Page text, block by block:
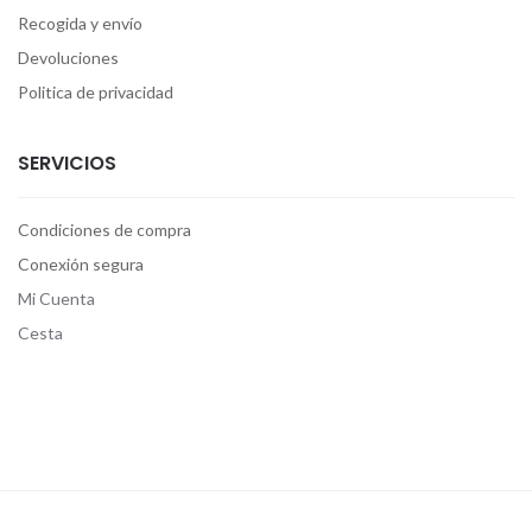
Recogida y envío
Devoluciones
Politica de privacidad
SERVICIOS
Condiciones de compra
Conexión segura
Mi Cuenta
Cesta